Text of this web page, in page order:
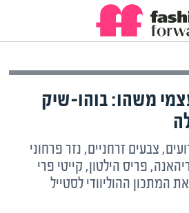
משהו: בוהו-שיק
צבעים זרחניים, נזר פרחוני
פריס הילטון, קייטי פרי
המתכון ההוליוודי לסטייל